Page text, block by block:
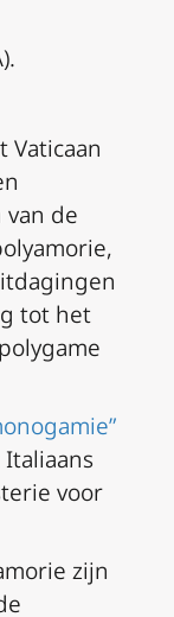
Vaticaan
de
tot het
voor
zijn